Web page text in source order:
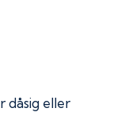
dåsig eller